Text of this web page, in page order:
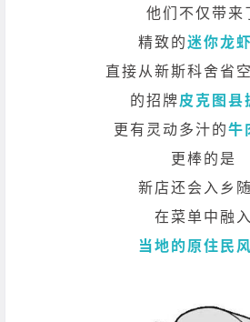
他们不仅带来
精致的迷你龙
直接从新斯科舍省
的招牌皮克图县
更有灵动多汁的牛
更棒的是
新店还会入乡
在菜单中融入
当地的原住民